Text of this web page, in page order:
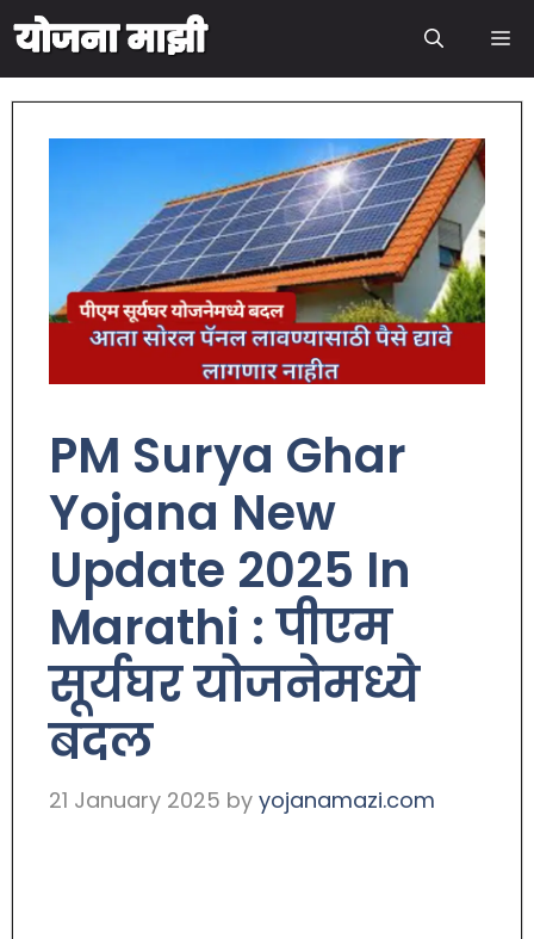
PM Surya Ghar
Yojana New
Update 2025 In
Marathi : पीएम
सूर्यघर योजनेमध्ये
बदल
21 January 2025 by yojanamazi.com